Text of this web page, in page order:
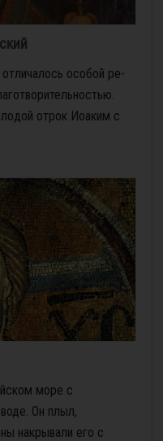
осо­бой ре­
от­рок Иоаким с
море с
Он плыл,
накрывали его с